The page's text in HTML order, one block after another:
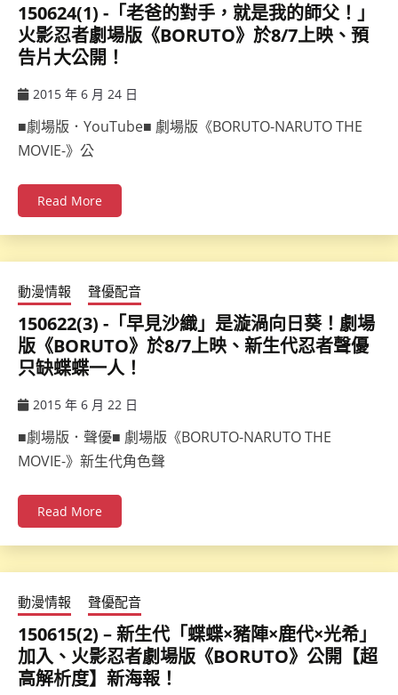
150624(1) -「老爸的對手，就是我的師父！」
火影忍者劇場版《BORUTO》於8/7上映、預
告片大公開！
2015 年 6 月 24 日
■劇場版．YouTube■ 劇場版《BORUTO-NARUTO THE
MOVIE-》公
Read More
動漫情報 聲優配音
150622(3) -「早見沙織」是漩渦向日葵！劇場
版《BORUTO》於8/7上映、新生代忍者聲優
只缺蝶蝶一人！
2015 年 6 月 22 日
■劇場版．聲優■ 劇場版《BORUTO-NARUTO THE
MOVIE-》新生代角色聲
Read More
動漫情報 聲優配音
150615(2) – 新生代「蝶蝶×豬陣×鹿代×光希」
加入、火影忍者劇場版《BORUTO》公開【超
高解析度】新海報！